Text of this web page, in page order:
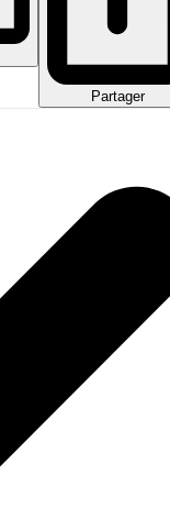
Partager